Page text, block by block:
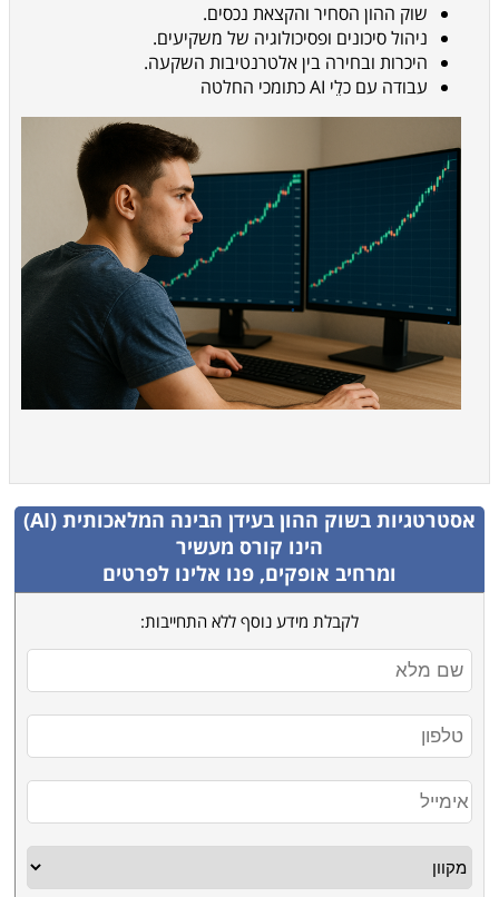
שוק ההון הסחיר והקצאת נכסים.
ניהול סיכונים ופסיכולוגיה של משקיעים.
היכרות ובחירה בין אלטרנטיבות השקעה.
עבודה עם כלֵי AI כתומכי החלטה
אסטרטגיות בשוק ההון בעידן הבינה המלאכותית (AI)
הינו קורס מעשיר
ומרחיב אופקים, פנו אלינו לפרטים
לקבלת מידע נוסף ללא התחייבות: